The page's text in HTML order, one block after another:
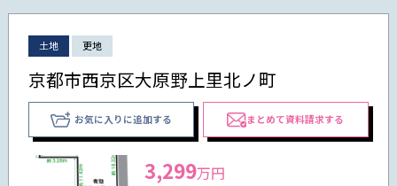
土地 更地
京都市西京区大原野上里北ノ町
お気に入りに追加する まとめて資料請求する
3,299万円